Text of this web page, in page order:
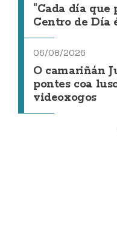
"Cada día que
Centro de Día
06/08/2026
O camariñán
pontes coa
videoxogos